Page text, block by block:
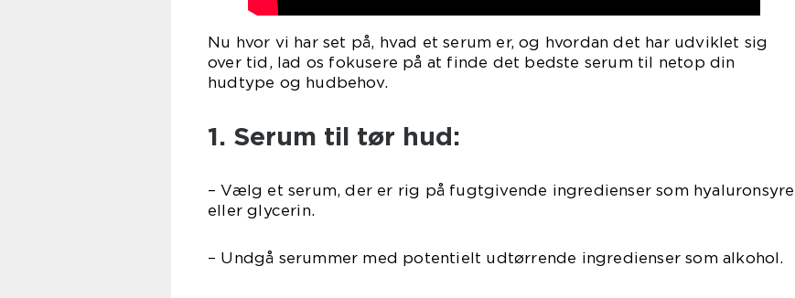
Nu hvor vi har set på, hvad et serum er, og hvordan det har udviklet sig
over tid, lad os fokusere på at finde det bedste serum til netop din
hudtype og hudbehov.
1. Serum til tør hud:
– Vælg et serum, der er rig på fugtgivende ingredienser som hyaluronsyre
eller glycerin.
– Undgå serummer med potentielt udtørrende ingredienser som alkohol.